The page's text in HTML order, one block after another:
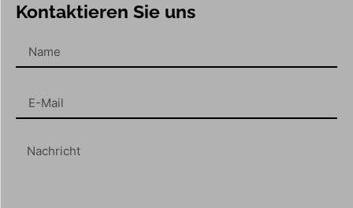
Kontaktieren Sie uns